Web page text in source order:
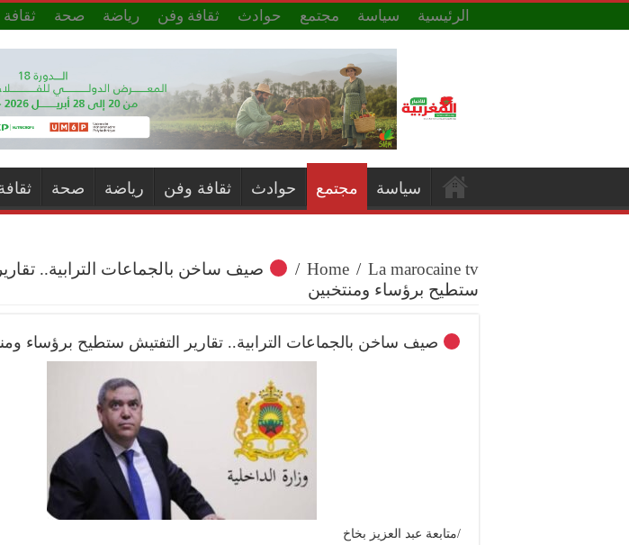
الرئيسية سياسة مجتمع حوادث ثقافة وفن رياضة صحة ثقافة
سياسة مجتمع حوادث ثقافة وفن رياضة صحة
Home / La marocaine tv
/
صيف ساخن بالجماعات الترابية..
ستطيح برؤساء ومنتخبين
صيف ساخن بالجماعات الترابية.. تقارير التفتيش ستطيح برؤساء
/متابعة عبد العزيز بخاخ